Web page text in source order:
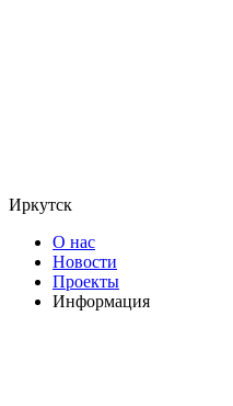
Иркутск
О нас
Новости
Проекты
Информация